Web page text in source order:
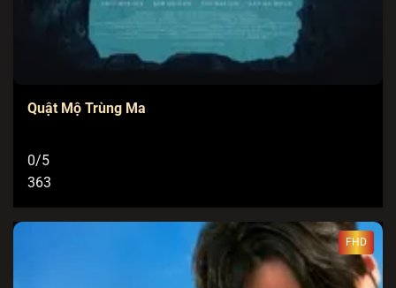
Quật Mộ Trùng Ma
0/5
363
FHD